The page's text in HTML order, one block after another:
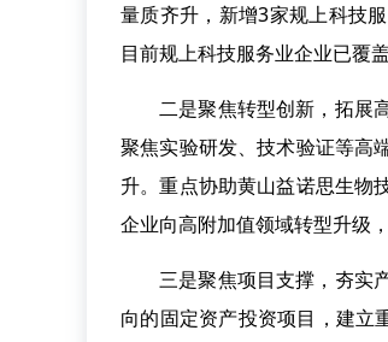
量质齐升，新增3家规上科技
目前规上科技服务业企业已覆
二是聚焦转型创新，拓展
聚焦实验研发、技术验证等高
升。重点协助黄山益诺思生物
企业向高附加值领域转型升级
三是聚焦项目支撑，夯实
向的固定资产投资项目，建立